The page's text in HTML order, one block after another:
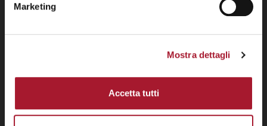
Marketing
Mostra dettagli
Accetta tutti